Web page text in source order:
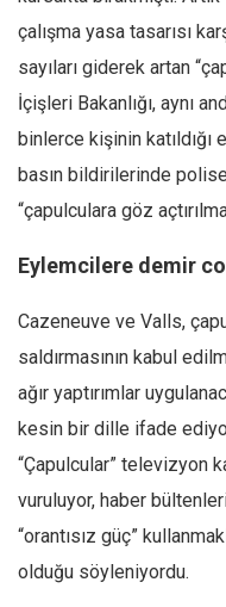
çalışma yasa tasarısı
sayıları giderek artan
İçişleri Bakanlığı, aynı
binlerce kişinin katıldığı
basın bildirilerinde
“çapulculara göz
Eylemcilere demir
Cazeneuve ve Valls,
saldırmasının kabul
ağır yaptırımlar
kesin bir dille ifade
“Çapulcular” televizyon
vuruluyor, haber
“orantısız güç”
olduğu söyleniyordu.